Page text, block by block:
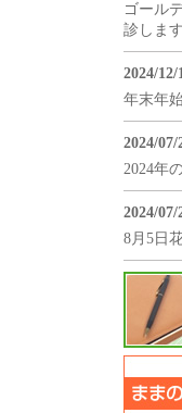
ゴール
診します
2024/12/
年末年
2024/07/
2024年
2024/07/
8月5日